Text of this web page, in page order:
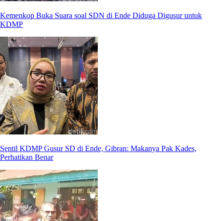
Kemenkop Buka Suara soal SDN di Ende Diduga Digusur untuk
KDMP
Sentil KDMP Gusur SD di Ende, Gibran: Makanya Pak Kades,
Perhatikan Benar